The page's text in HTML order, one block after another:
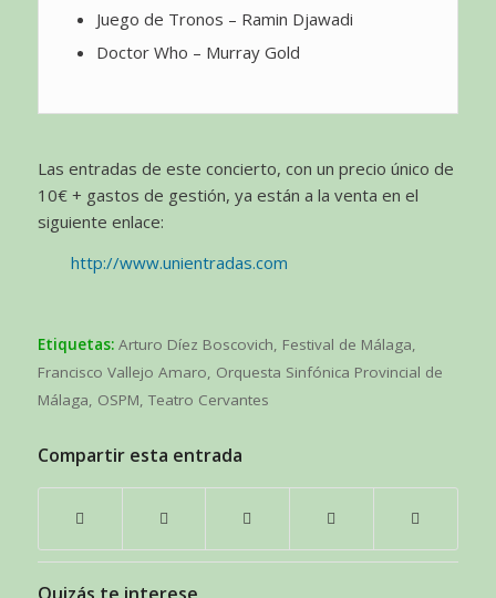
Juego de Tronos – Ramin Djawadi
Doctor Who – Murray Gold
Las entradas de este concierto, con un precio único de
10€ + gastos de gestión, ya están a la venta en el
siguiente enlace:
http://www.unientradas.com
Etiquetas: Arturo Díez Boscovich, Festival de Málaga,
Francisco Vallejo Amaro, Orquesta Sinfónica Provincial de
Málaga, OSPM, Teatro Cervantes
Compartir esta entrada